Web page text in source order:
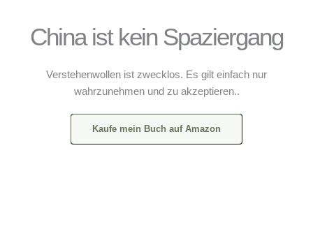
China ist kein Spaziergang
Verstehenwollen ist zwecklos. Es gilt einfach nur
wahrzunehmen und zu akzeptieren..
Kaufe mein Buch auf Amazon